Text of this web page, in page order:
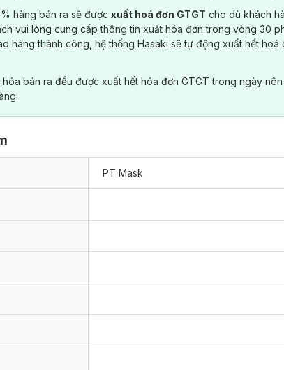
hàng bán ra sẽ được xuất hoá đơn GTGT cho dù khách
vui lòng cung cấp thông tin xuất hóa đơn trong vòng 30
hàng thành công, hệ thống Hasaki sẽ tự động xuất hết
hóa bán ra đều được xuất hết hóa đơn GTGT trong ngày
PT Mask